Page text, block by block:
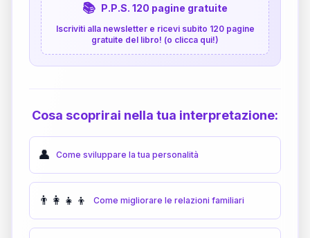
📚 P.P.S. 120 pagine gratuite
Iscriviti alla newsletter e ricevi subito 120 pagine
gratuite del libro! (o clicca qui!)
Cosa scoprirai nella tua interpretazione:
👤 Come sviluppare la tua personalità
👨‍👩‍👧‍👦 Come migliorare le relazioni familiari